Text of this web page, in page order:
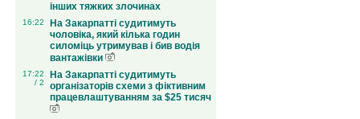
інших тяжких злочинах
16:22
На Закарпатті судитимуть
чоловіка, який кілька годин
силоміць утримував і бив водія
вантажівки
17:22
/ 2
На Закарпатті судитимуть
організаторів схеми з фіктивним
працевлаштуванням за $25 тисяч